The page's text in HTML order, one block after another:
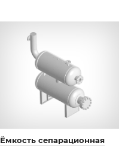
Ёмкость сепарационная